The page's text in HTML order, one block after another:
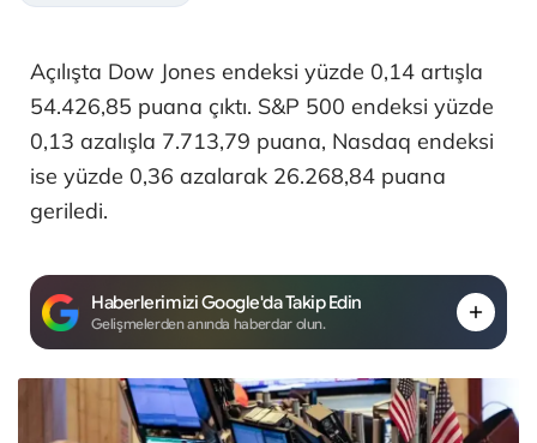
Açılışta Dow Jones endeksi yüzde 0,14 artışla
54.426,85 puana çıktı. S&P 500 endeksi yüzde
0,13 azalışla 7.713,79 puana, Nasdaq endeksi
ise yüzde 0,36 azalarak 26.268,84 puana
geriledi.
Haberlerimizi Google'da Takip Edin
Gelişmelerden anında haberdar olun.